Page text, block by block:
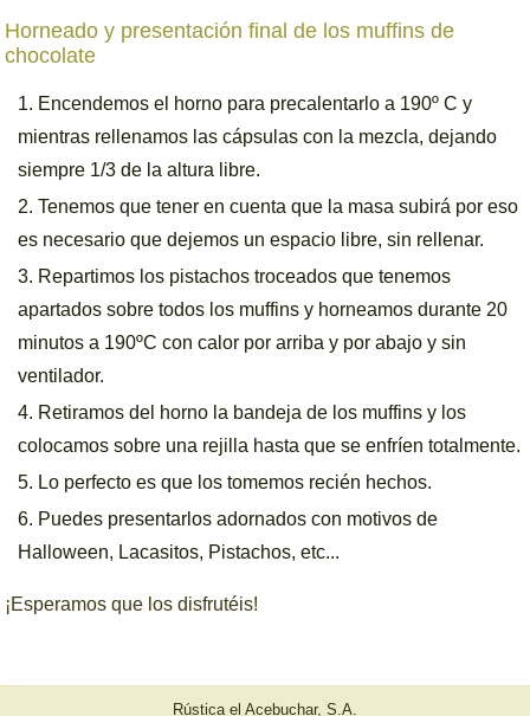
Horneado y presentación final de los muffins de
chocolate
Encendemos el horno para precalentarlo a 190º C y
mientras rellenamos las cápsulas con la mezcla, dejando
siempre 1/3 de la altura libre.
Tenemos que tener en cuenta que la masa subirá por eso
es necesario que dejemos un espacio libre, sin rellenar.
Repartimos los pistachos troceados que tenemos
apartados sobre todos los muffins y horneamos durante 20
minutos a 190ºC con calor por arriba y por abajo y sin
ventilador.
Retiramos del horno la bandeja de los muffins y los
colocamos sobre una rejilla hasta que se enfríen totalmente.
Lo perfecto es que los tomemos recién hechos.
Puedes presentarlos adornados con motivos de
Halloween, Lacasitos, Pistachos, etc...
¡Esperamos que los disfrutéis!
Rústica el Acebuchar, S.A.